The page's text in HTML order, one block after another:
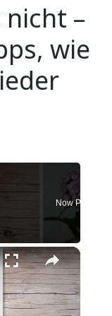
–
wie
Now Playing
×